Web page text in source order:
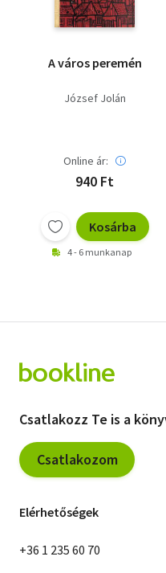
A város peremén
József Jolán
Online ár:
940 Ft
Kosárba
4 - 6 munkanap
Csatlakozz Te is a
Csatlakozom
Elérhetőségek
+36 1 235 60 70